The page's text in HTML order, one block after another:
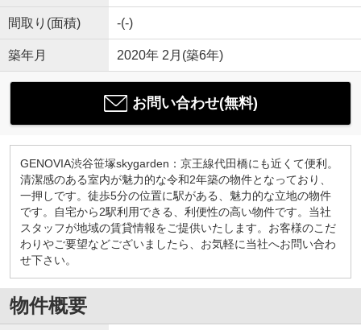
間取り(面積) -(-)
築年月 2020年 2月(築6年)
お問い合わせ(無料)
GENOVIA渋谷笹塚skygarden：京王線代田橋にも近くて便利。
清潔感のある室内が魅力的な令和2年築の物件となっており、
一押しです。徒歩5分の位置に駅がある、魅力的な立地の物件
です。自宅から2駅利用できる、利便性の高い物件です。当社
スタッフが地域の賃貸情報をご提供いたします。お客様のこだ
わりやご要望などございましたら、お気軽に当社へお問い合わ
せ下さい。
物件概要